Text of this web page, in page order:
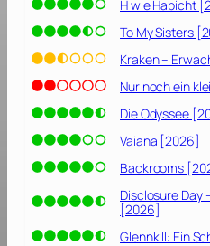
i
c
k
2
0
2
]
H wie Habicht
To My Sisters
Kraken –
Nur noch ein
Die Odyssee
Vaiana [2026]
Backrooms
Disclosure Day
[2026]
Glennkill: Ein